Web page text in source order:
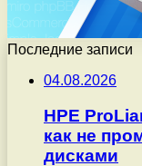
Последние записи
04.08.2026
HPE
как не
дисками